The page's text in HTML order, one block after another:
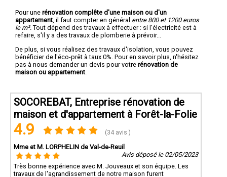
Pour une rénovation complête d'une maison ou d'un
appartement , il faut compter en général entre 800 et 1200 euros
le m². Tout dépend des travaux à effectuer : si l'électricité est à
refaire, s'il y a des travaux de plomberie à prévoir...
De plus, si vous réalisez des travaux d'isolation, vous pouvez
bénéficier de l'éco-prêt à taux 0%. Pour en savoir plus, n'hésitez
pas à nous demander un devis pour votre rénovation de
maison ou appartement
SOCOREBAT, Entreprise rénovation de
maison et d'appartement à Forêt-la-Folie
4.9 (34 avis )
Mme et M. LORPHELIN de Val-de-Reuil
Avis déposé le 02/05/2023
Très bonne expérience avec M. Jouveaux et son équipe. Les
travaux de l'agrandissement de notre maison furent